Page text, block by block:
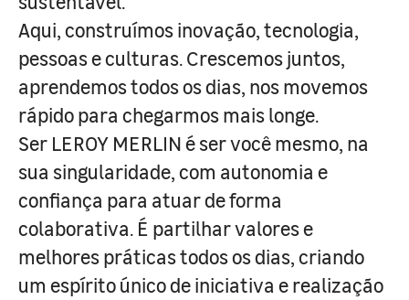
Aqui, construímos inovação, tecnologia,
pessoas e culturas. Crescemos juntos,
aprendemos todos os dias, nos movemos
rápido para chegarmos mais longe.
Ser LEROY MERLIN é ser você mesmo, na
sua singularidade, com autonomia e
confiança para atuar de forma
colaborativa. É partilhar valores e
melhores práticas todos os dias, criando
um espírito único de iniciativa e realização